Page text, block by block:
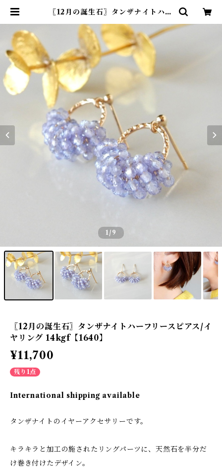
〖12月の誕生石〗タンザナイトハー
【1640】 | R-th
1/9
〖12月の誕生石〗タンザナイトハーフリースピアス/イ
ヤリング 14kgf【1640】
¥11,700
残り1点
International shipping available
タンザナイトのイヤーアクセサリーです。
キラキラと加工の施されたリングパーツに、天然石を半分だ
け巻き付けたデザイン。